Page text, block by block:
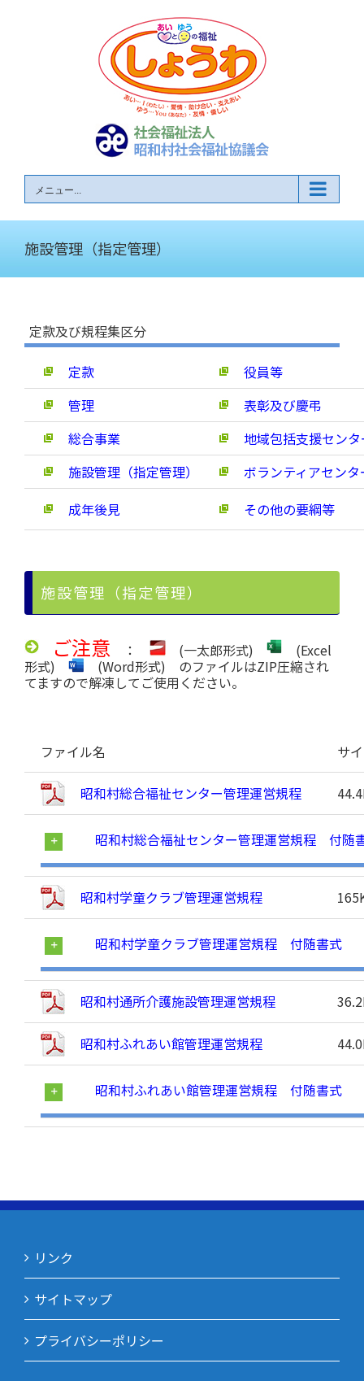
メニュー...
施設管理（指定管理）
定款及び規程集区分
定款
役員等
管理
表彰及び慶弔
総合事業
地域包括支援センタ
施設管理（指定管理）
ボランティアセンタ
成年後見
その他の要綱等
施設管理（指定管理）
ご注意 ： (一太郎形式)
(Excel
形式)
(Word形式) のファイルはZIP圧縮され
てますので解凍してご使用ください。
ファイル名 サ
昭和村総合福祉センター管理運営規程
昭和村総合福祉センター管理運営規程 付随
昭和村学童クラブ管理運営規程
昭和村学童クラブ管理運営規程 付随書式
昭和村通所介護施設管理運営規程
昭和村ふれあい館管理運営規程
昭和村ふれあい館管理運営規程 付随書式
リンク
サイトマップ
プライバシーポリシー